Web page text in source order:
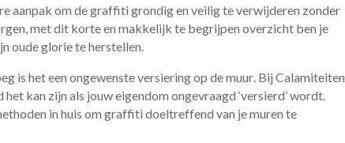
aanpak om de graffiti grondig en veilig te verwijderen zonder
met dit korte en makkelijk te begrijpen overzicht ben je
oude glorie te herstellen.​
is het een ongewenste versiering op de muur.​ Bij Calamiteiten
kan zijn als jouw eigendom ongevraagd ‘versierd’ wordt.​
in huis om graffiti doeltreffend van je muren te